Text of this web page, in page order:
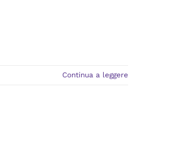
Continua a leggere